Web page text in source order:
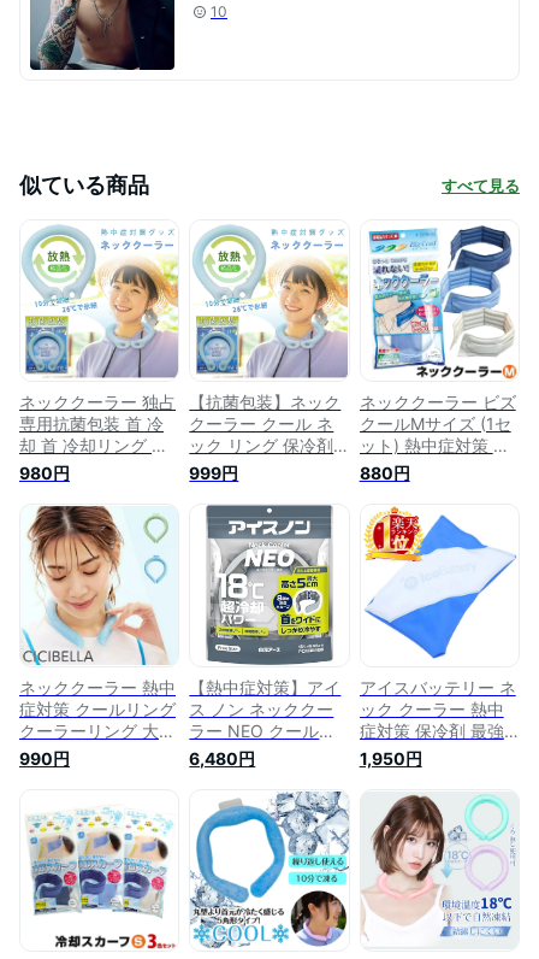
10
似ている商品 すべて見る
ネッククーラー 独占
専用抗菌包装 首 冷
却 首 冷却リング 首
冷やす グッズ ネッ
ククーラー 氷 リン
グ 首輪 保冷剤 長時
間 ネック クーラー
首 クーラー 子供用
大人用 アイスネック
クーラー 冷却グッズ
熱中症 子供 暑さ対
策 熱中症対策 グッ
ズ 首元 保冷剤 ネッ
クバンド
980円
【抗菌包装】ネック
クーラー クール ネ
ック リング 保冷剤
即納 gw中 外出 必備
クーラー 首 冷却 首
冷却リング 首 冷や
す グッズ ネックク
ーラー 保冷剤 長時
間 ネック クーラー
首 クーラー 子供用
大人用 アイスネック
クーラー 首クーラー
暑い 対策 冷却 ひん
やり
999円
ネッククーラー ビズ
クールMサイズ (1セ
ット) 熱中症対策 グ
ッズ 首 冷却熱中症
対策グッズ 首 冷却
グッズ 熱中症 暑さ
対策 グッズ 首 ひん
やり ネック クーラ
ー 首 通勤 冷却グッ
ズ 冷却スカーフ ポ
リマー 保冷剤
880円
ネッククーラー 熱中
症対策 クールリング
クーラーリング 大人
クールネック ひんや
りグッズ 首 冷却 熱
冷たい ひんやり 保
冷剤 冷感グッズ 冷
却チューブ アイスネ
ックバンド マジック
アイス 子供 キッズ
990円
【熱中症対策】アイ
ス ノン ネッククー
ラー NEO クールネ
ックリング アイスリ
ング 首冷え 暑さ対
策グッズ 首 冷やす
冷却 冷感 保冷剤
6,480円
アイスバッテリー ネ
ック クーラー 熱中
症対策 保冷剤 最強
長時間 手のひら冷却
首用 手用 アイスバ
ッテリーフレッシュ
ひんやりグッズ 高機
能保冷剤 暑さ対策
猛暑対策 熱中症対策
グッズ 夏 涼しい 冷
却 部活動
1,950円